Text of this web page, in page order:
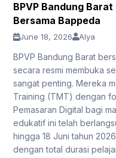
BPVP Bandung
Bersama Bappeda
June 18, 2026 Alya
BPVP Bandung Barat
secara resmi membuka
sangat penting. Mereka
Training (TMT) dengan
Pemasaran Digital bagi
edukatif ini telah
hingga 18 Juni tahun
dengan total durasi